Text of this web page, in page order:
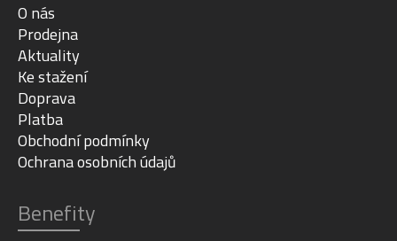
O nás
Prodejna
Aktuality
Ke stažení
Doprava
Platba
Obchodní podmínky
Ochrana osobních údajů
Benefity